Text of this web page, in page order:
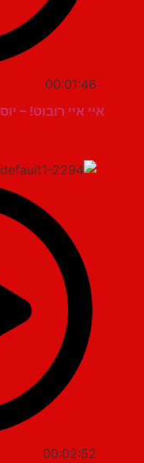
00:01:46
איי איי רובוט! – יוסי גבני
00:02:52